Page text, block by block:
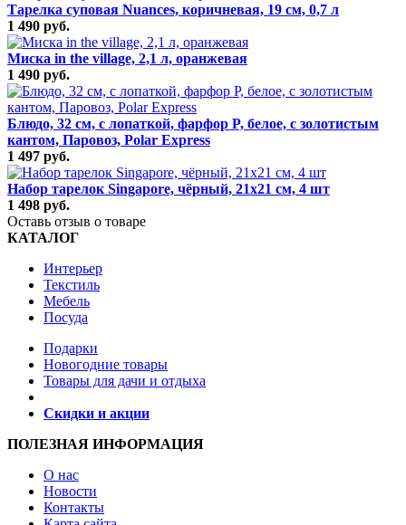
Тарелка суповая Nuances, коричневая, 19 см, 0,7 л
1 490 руб.
Миска in the village, 2,1 л, оранжевая
1 490 руб.
Блюдо, 32 см, с лопаткой, фарфор P, белое, с золотистым
кантом, Паровоз, Polar Express
1 497 руб.
Набор тарелок Singapore, чёрный, 21x21 см, 4 шт
1 498 руб.
Оставь отзыв о товаре
КАТАЛОГ
Интерьер
Текстиль
Мебель
Посуда
Подарки
Новогодние товары
Товары для дачи и отдыха
Скидки и акции
ПОЛЕЗНАЯ ИНФОРМАЦИЯ
О нас
Новости
Контакты